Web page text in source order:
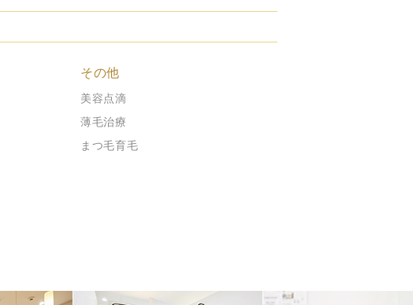
その他
美容点滴
薄毛治療
まつ毛育毛